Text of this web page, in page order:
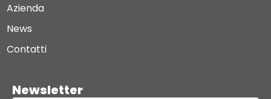
Azienda
News
Contatti
Newsletter